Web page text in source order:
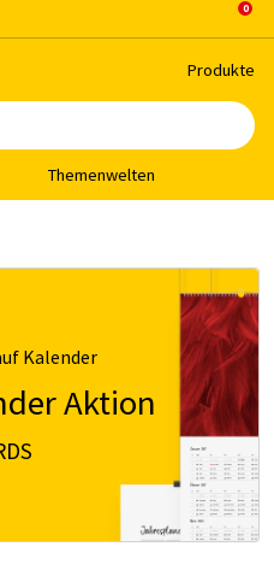
Pro­duk­te
The­men­wel­ten
Kalender
Aktion